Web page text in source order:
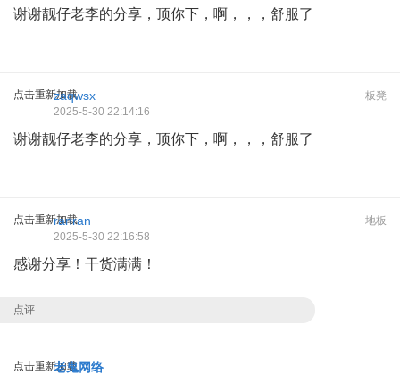
谢谢靓仔老李的分享，顶你下，啊，，，舒服了
点击重新加载 板凳
zaqwsx
2025-5-30 22:14:16
谢谢靓仔老李的分享，顶你下，啊，，，舒服了
点击重新加载 地板
ranran
2025-5-30 22:16:58
感谢分享！干货满满！
点评
点击重新加载老鬼网络